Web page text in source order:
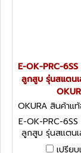
E-OK-PRC-
ลูกสูบ รุ่นสแตน
OKURA สินค้าแ
ผลิต E-OK-
E-OK-PRC-
ลูกสูบ รุ่นสแตน
เปรีย